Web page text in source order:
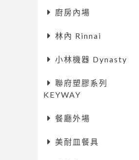
廚房內場
林內 Rinnai
小林機器 Dynasty
聯府塑膠系列
KEYWAY
餐廳外場
美耐皿餐具